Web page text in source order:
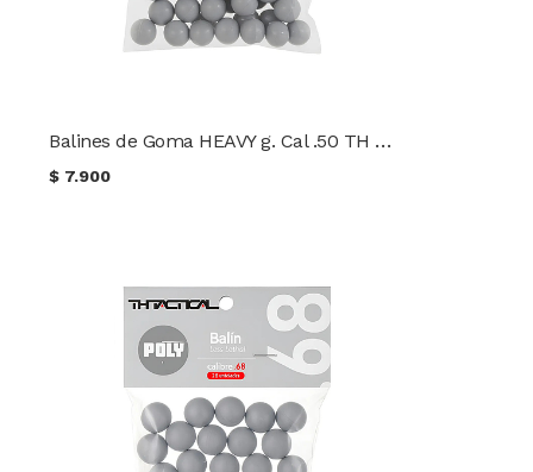
Balines de Goma HEAVY g. Cal .50 TH Tactical 25 unidades
$ 7.900